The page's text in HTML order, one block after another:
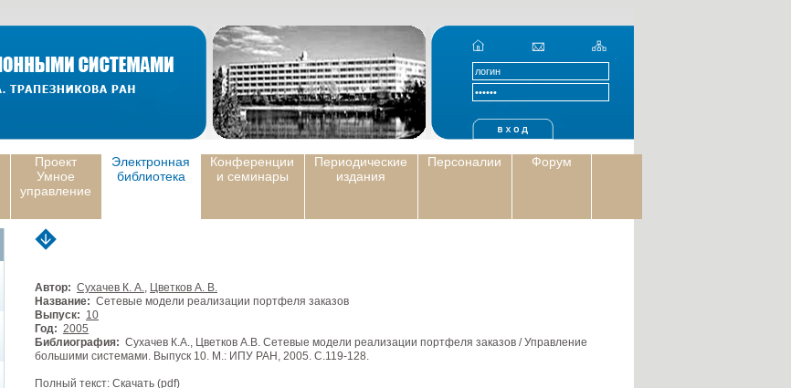
Проект
Умное
управление
Электронная
библиотека
Конференции
и семинары
Периодические
издания
Персоналии Форум
Автор: Сухачев К. А., Цветков А. В.
Название: Сетевые модели реализации портфеля заказов
Выпуск: 10
Год: 2005
Библиография: Сухачев К.А., Цветков А.В. Сетевые модели реализации портфеля заказов / Управление
большими системами. Выпуск 10. М.: ИПУ РАН, 2005. С.119-128.
Полный текст: Скачать (pdf)